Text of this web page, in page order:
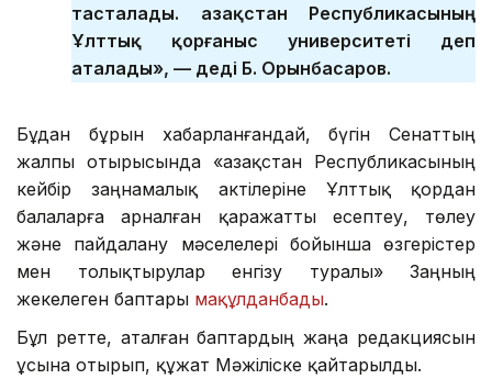
тасталады. Қазақстан Республикасының
Ұлттық қорғаныс университеті деп
аталады», — деді Б. Орынбасаров.
Бұдан бұрын хабарланғандай, бүгін Сенаттың
жалпы отырысында «Қазақстан Республикасының
кейбір заңнамалық актілеріне Ұлттық қордан
балаларға арналған қаражатты есептеу, төлеу
және пайдалану мәселелері бойынша өзгерістер
мен толықтырулар енгізу туралы» Заңның
жекелеген баптары мақұлданбады.
Бұл ретте, аталған баптардың жаңа редакциясын
ұсына отырып, құжат Мәжіліске қайтарылды.